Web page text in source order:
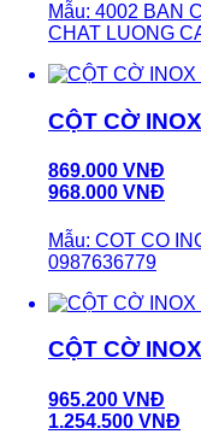
Mẫu: 4002 BAN
CHAT LUONG
CỘT CỜ
869.000 VNĐ
968.000 VNĐ
Mẫu: COT CO
0987636779
CỘT CỜ
965.200 VNĐ
1.254.500 VNĐ